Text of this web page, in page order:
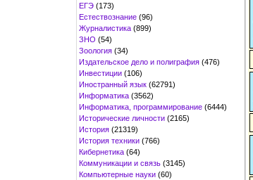
ЕГЭ (173)
Естествознание (96)
Журналистика (899)
ЗНО (54)
Зоология (34)
Издательское дело и полиграфия (476)
Инвестиции (106)
Иностранный язык (62791)
Информатика (3562)
Информатика, программирование (6444)
Исторические личности (2165)
История (21319)
История техники (766)
Кибернетика (64)
Коммуникации и связь (3145)
Компьютерные науки (60)